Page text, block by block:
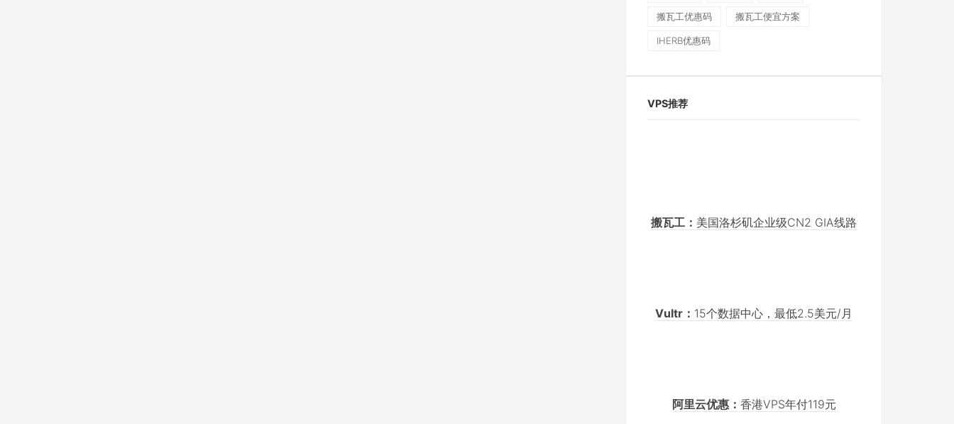
搬瓦工优惠码 搬瓦工便宜方案
IHERB优惠码
VPS推荐
搬瓦工： 美国洛杉矶企业级CN2 GIA线路
Vultr： 15个数据中心，最低2.5美元/月
阿里云优惠： 香港VPS年付119元